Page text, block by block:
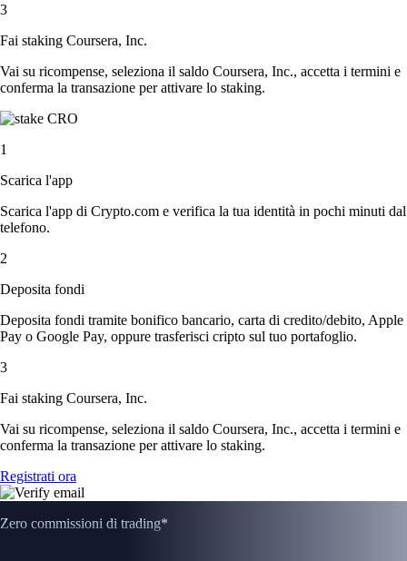
3
Fai staking Coursera, Inc.
Vai su ricompense, seleziona il saldo Coursera, Inc., accetta i termini e
conferma la transazione per attivare lo staking.
1
Scarica l'app
Scarica l'app di Crypto.com e verifica la tua identità in pochi minuti dal
telefono.
2
Deposita fondi
Deposita fondi tramite bonifico bancario, carta di credito/debito, Apple
Pay o Google Pay, oppure trasferisci cripto sul tuo portafoglio.
3
Fai staking Coursera, Inc.
Vai su ricompense, seleziona il saldo Coursera, Inc., accetta i termini e
conferma la transazione per attivare lo staking.
Registrati ora
Zero commissioni di trading*